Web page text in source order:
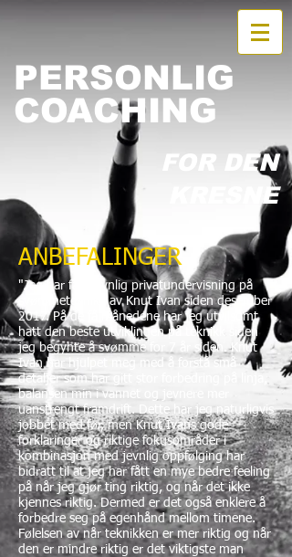
PERSONLIG
COACHING
FOR DEN
KRESNE
ANBEFALINGER
"Jeg har fått jevnlig privatundervisning på
svømmeteknikk av Knut Ivan siden desember
2017. På de få månedene har jeg utvilsomt
hatt den beste utviklingen på teknikk siden
jeg begynte å svømme for 7 år siden. Knut
Ivan har hjulpet meg med å forstå små
detaljer som har gitt stor forbedring på linja,
balansen min i vannet og jevnere mer
uanstrengt framdrift. Dette har jeg naturligvis
jobbet med før, men Knut Ivans gode
forklaringer og riktige fokusområder i
kombinasjon med jevnlig oppfølging har
bidratt til at jeg har fått en mye bedre feeling
på når jeg gjør ting riktig, og når det ikke
kjennes riktig. Dermed er det også enklere å
forbedre seg på egenhånd mellom timene.
Følelsen av når teknikken er mer riktig og når
den er mindre riktig er det viktigste man